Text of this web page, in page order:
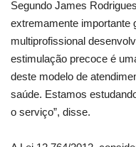
Segundo James
extremamente importante
multiprofissional
estimulação precoce é
deste modelo de
saúde. Estamos
o serviço”, disse.